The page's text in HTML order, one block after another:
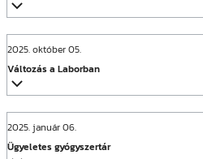
2025. október 05.
Változás a Laborban
2025. január 06.
Ügyeletes gyógyszertár